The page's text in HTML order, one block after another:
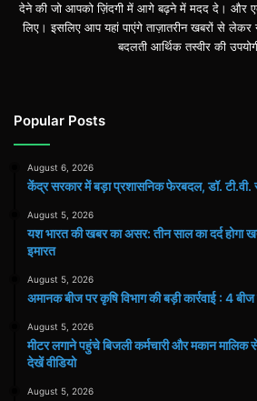
देने की जो आपको ज़िंदगी में आगे बढ़ने में मदद दे। और
लिए। इसलिए आप यहां पाएंगे ताज़ातरीन खबरों से लेकर
बदलती आर्थिक तस्वीर की
Popular Posts
August 6, 2026
केंद्र सरकार में बड़ा प्रशासनिक फेरबदल, डॉ.
August 5, 2026
यश भारत की खबर का असर: तीन साल का दर्द होगा
इमारत
August 5, 2026
अमानक बीज पर कृषि विभाग की बड़ी कार्रवाई : 4
August 5, 2026
मीटर लगाने पहुंचे बिजली कर्मचारी और मकान मालिक
देखें वीडियो
August 5, 2026